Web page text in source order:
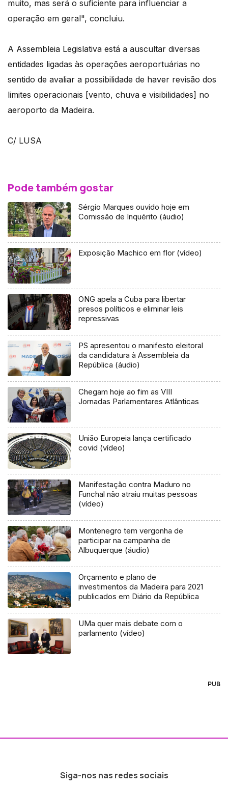
muito, mas será o suficiente para influenciar a
operação em geral", concluiu.
A Assembleia Legislativa está a auscultar diversas
entidades ligadas às operações aeroportuárias no
sentido de avaliar a possibilidade de haver revisão dos
limites operacionais [vento, chuva e visibilidades] no
aeroporto da Madeira.
C/ LUSA
Pode também gostar
Sérgio Marques ouvido hoje em
Comissão de Inquérito (áudio)
Exposição Machico em flor (vídeo)
ONG apela a Cuba para libertar
presos políticos e eliminar leis
repressivas
PS apresentou o manifesto eleitoral
da candidatura à Assembleia da
República (áudio)
Chegam hoje ao fim as VIII
Jornadas Parlamentares Atlânticas
União Europeia lança certificado
covid (vídeo)
Manifestação contra Maduro no
Funchal não atraiu muitas pessoas
(vídeo)
Montenegro tem vergonha de
participar na campanha de
Albuquerque (áudio)
Orçamento e plano de
investimentos da Madeira para 2021
publicados em Diário da República
UMa quer mais debate com o
parlamento (vídeo)
PUB
Siga-nos nas redes sociais